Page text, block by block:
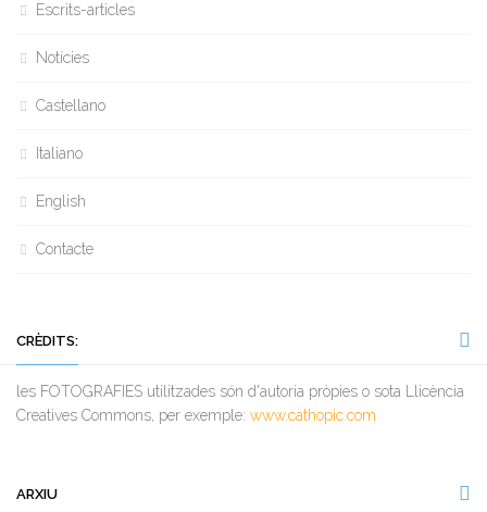
Escrits-articles
Notícies
Castellano
Italiano
English
Contacte
CRÈDITS:
les FOTOGRAFIES utilitzades són d'autoria pròpies o sota Llicència
Creatives Commons, per exemple: www.cathopic.com
ARXIU